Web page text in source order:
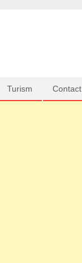
Turism Contact